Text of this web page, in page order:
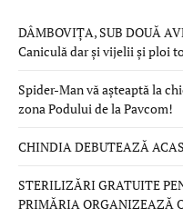
DÂMBOVIȚA, SUB DOUĂ
Caniculă dar și vijelii și ploi
Spider-Man vă așteaptă la
zona Podului de la Pavcom!
CHINDIA DEBUTEAZĂ
STERILIZĂRI GRATUITE
PRIMĂRIA ORGANIZEAZĂ